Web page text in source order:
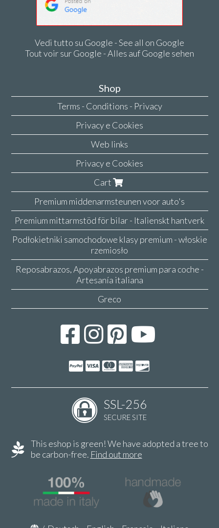
Vedi tutto su Google - See all on Google
Tout voir sur Google - Alles auf Google sehen
Shop
Terms - Conditions - Privacy
Privacy e Cookies
Web links
Privacy e Cookies
Cart
Premium middenarmsteunen voor auto's
Premium mittarmstöd för bilar - Italienskt hantverk
Podłokietniki samochodowe klasy premium - włoskie
rzemiosło
Reposabrazos, Apoyabrazos premium para coche -
Artesanía italiana
Greco
SSL-256
SECURE SITE
This eshop is green! We have adopted a tree to
be carbon-free. Find out more